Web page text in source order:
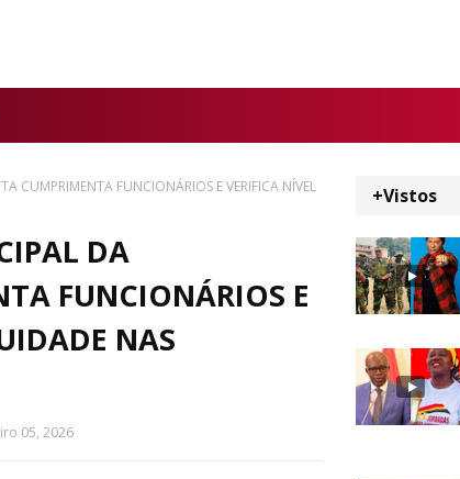
CUMPRIMENTA FUNCIONÁRIOS E VERIFICA NÍVEL
DA
FUNCIONÁRIOS E
NAS
05, 2026
+Vistos